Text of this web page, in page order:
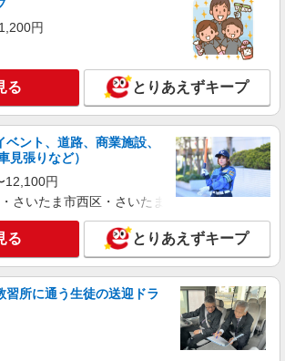
海エリア/軽作業
家具・雑貨の仕分け・シール貼り・梱包
時給1,400円以上＋交通費全額支給 ※夜勤は時
1,750円以上（深夜手当含む） ◆月収例
円 （日勤シフト10時〜19時 週5日勤務の
合） 時給1,400円×8h×22日勤務
名古屋市昭和区 ★上記以外にも多数派遣先有
詳細を見る
レゼントの仕分け作業など
時給1,750円以上（深夜手当含む）＋交通費全
給 ◆月収例 308,000円 （夜勤シフト 21時〜
6時 週5日勤務の場合） 時給1,750円×8h×22日勤
名古屋市昭和区 ★上記以外にも多数派遣先有
詳細を見る
円
る とりあえずキープ
ント、道路、商業施設、
見張りなど）
12,100円
さいたま市西区・さいたま市岩槻区・久喜市・
る とりあえずキープ
習所に通う生徒の送迎ドラ